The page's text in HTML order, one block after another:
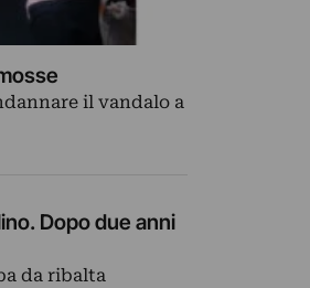
il vandalo a
Dopo due anni
da ribalta